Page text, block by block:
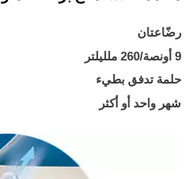
رضّاعتان
9 أونصة/260 ملليلتر
حلمة تدفق بطيء
شهر واحد أو أكثر